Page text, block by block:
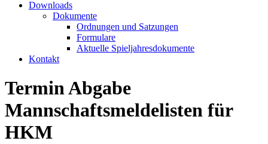
Downloads
Dokumente
Ordnungen und Satzungen
Formulare
Aktuelle Spieljahresdokumente
Kontakt
Termin Abgabe
Mannschaftsmeldelisten für
HKM